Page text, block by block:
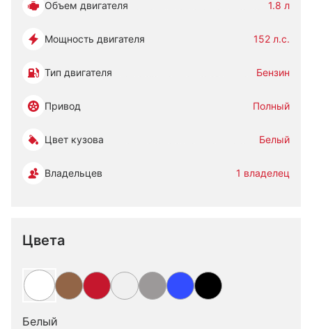
Объем двигателя 1.8 л
Мощность двигателя 152 л.с.
Тип двигателя Бензин
Привод Полный
Цвет кузова Белый
Владельцев 1 владелец
Цвета
Белый